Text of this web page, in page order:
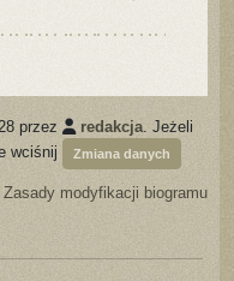
przez redakcja. Jeżeli
wciśnij
Zmiana danych
Zasady modyfikacji biogramu